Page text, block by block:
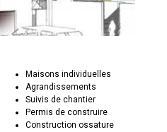
Maisons individuelles
Agrandissements
Suivis de chantier
Permis de construire
Construction ossature